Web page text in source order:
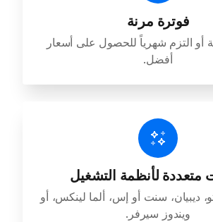
فوترة مرنة
أو التزم شهرياً للحصول على أسعار
أفضل.
متعددة لأنظمة التشغيل
ديبيان، سنت أو إس، ألما لينكس، أو
ويندوز سيرفر.